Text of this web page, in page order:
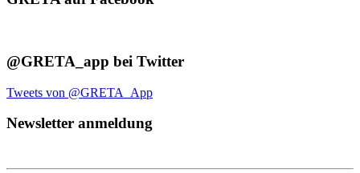
@GRETA_app bei Twitter
Tweets von @GRETA_App
Newsletter anmeldung